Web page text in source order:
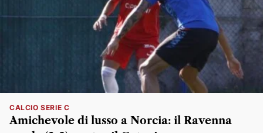
CALCIO SERIE C
Amichevole di lusso a Norcia: il Ravenna